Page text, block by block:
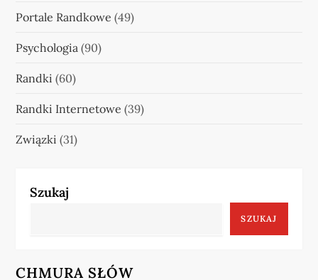
Portale Randkowe (49)
Psychologia (90)
Randki (60)
Randki Internetowe (39)
Związki (31)
Szukaj
SZUKAJ
CHMURA SŁÓW